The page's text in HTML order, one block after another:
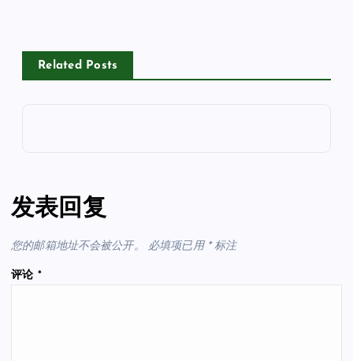
Related Posts
发表回复
您的邮箱地址不会被公开。 必填项已用 *标注
评论 *